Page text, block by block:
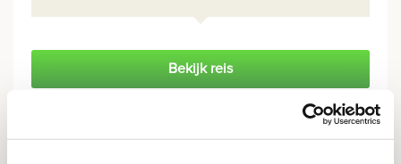
Bekijk reis